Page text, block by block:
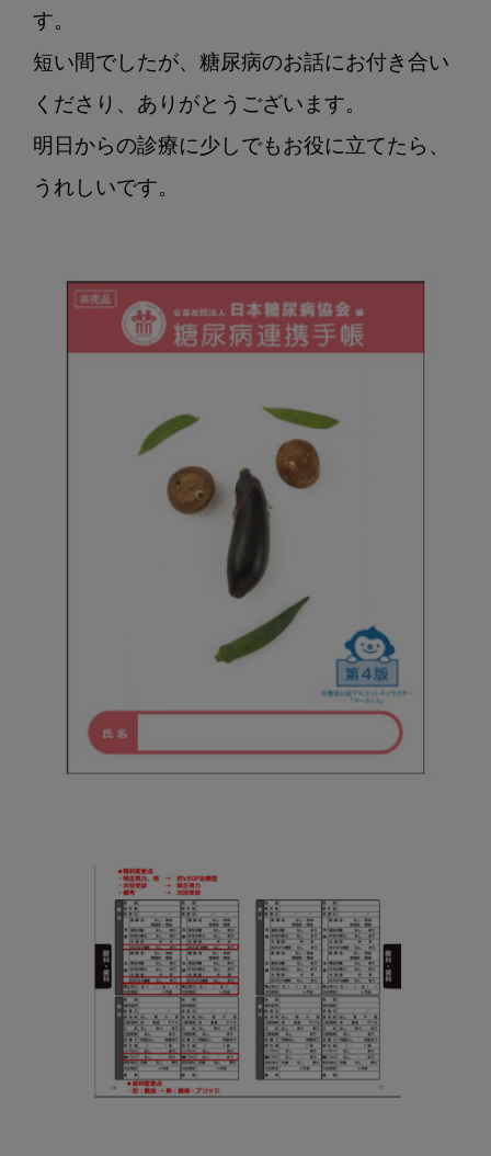
す。
短い間でしたが、糖尿病のお話にお付き合い
くださり、ありがとうございます。
明日からの診療に少しでもお役に立てたら、
うれしいです。